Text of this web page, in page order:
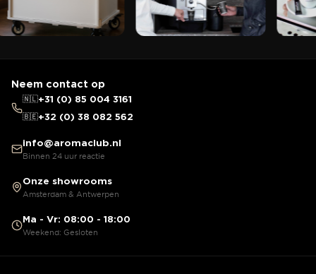
Neem contact op
🇳🇱+31 (0) 85 004 3161
🇧🇪+32 (0) 38 082 562
info@aromaclub.nl
Binnen 24 uur reactie
Onze showrooms
Amsterdam & Antwerpen
Ma - Vr: 08:00 - 18:00
Weekend: Gesloten